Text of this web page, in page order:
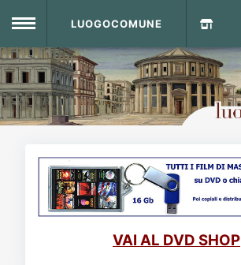
MENU
Home
DVD Shop
Sito
LUOGOCOMUNE
VAI AL DVD SHOP